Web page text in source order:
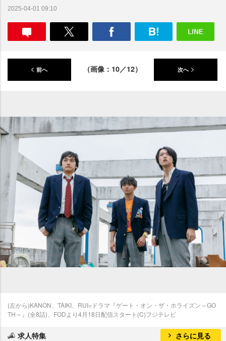
2025-04-01 09:10
前へ （画像：10／12） 次へ
(左から)KANON、TAIKI、RUI=ドラマ『ゲート・オン・ザ・ホライズン～GO
TH～』(全8話)、FODより4月18日配信スタート(C)フジテレビ
求人特集 さらに見る